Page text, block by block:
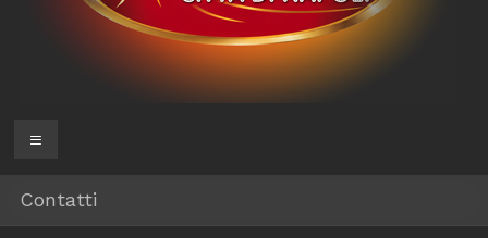
Associazione
Città
Menu
Contatti